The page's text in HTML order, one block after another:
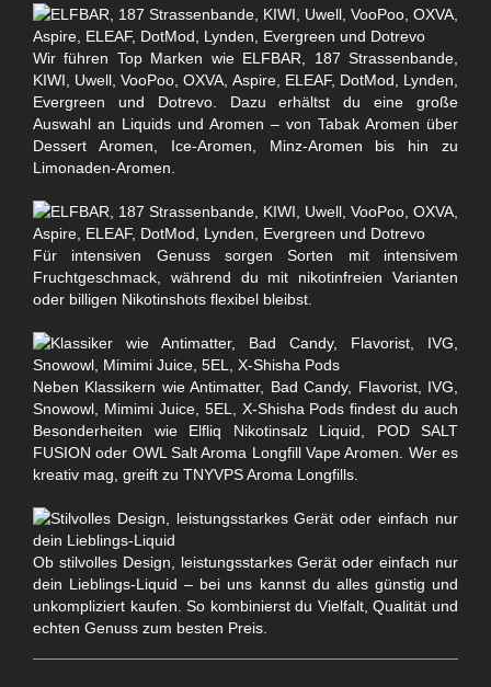
Wir führen Top Marken wie ELFBAR, 187 Strassenbande,
KIWI, Uwell, VooPoo, OXVA, Aspire, ELEAF, DotMod, Lynden,
Evergreen und Dotrevo. Dazu erhältst du eine große
Auswahl an Liquids und Aromen – von Tabak Aromen über
Dessert Aromen, Ice-Aromen, Minz-Aromen bis hin zu
Limonaden-Aromen.
Für intensiven Genuss sorgen Sorten mit intensivem
Fruchtgeschmack, während du mit nikotinfreien Varianten
oder billigen Nikotinshots flexibel bleibst.
Neben Klassikern wie Antimatter, Bad Candy, Flavorist, IVG,
Snowowl, Mimimi Juice, 5EL, X-Shisha Pods findest du auch
Besonderheiten wie Elfliq Nikotinsalz Liquid, POD SALT
FUSION oder OWL Salt Aroma Longfill Vape Aromen. Wer es
kreativ mag, greift zu TNYVPS Aroma Longfills.
Ob stilvolles Design, leistungsstarkes Gerät oder einfach nur
dein Lieblings-Liquid – bei uns kannst du alles günstig und
unkompliziert kaufen. So kombinierst du Vielfalt, Qualität und
echten Genuss zum besten Preis.